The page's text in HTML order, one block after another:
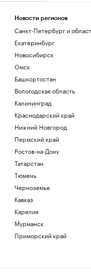
Новости регионов
Санкт-Петербург и
Екатеринбург
Новосибирск
Омск
Башкортостан
Вологодская область
Калининград
Краснодарский край
Нижний Новгород
Пермский край
Ростов-на-Дону
Татарстан
Тюмень
Черноземье
Кавказ
Карелия
Мурманск
Приморский край